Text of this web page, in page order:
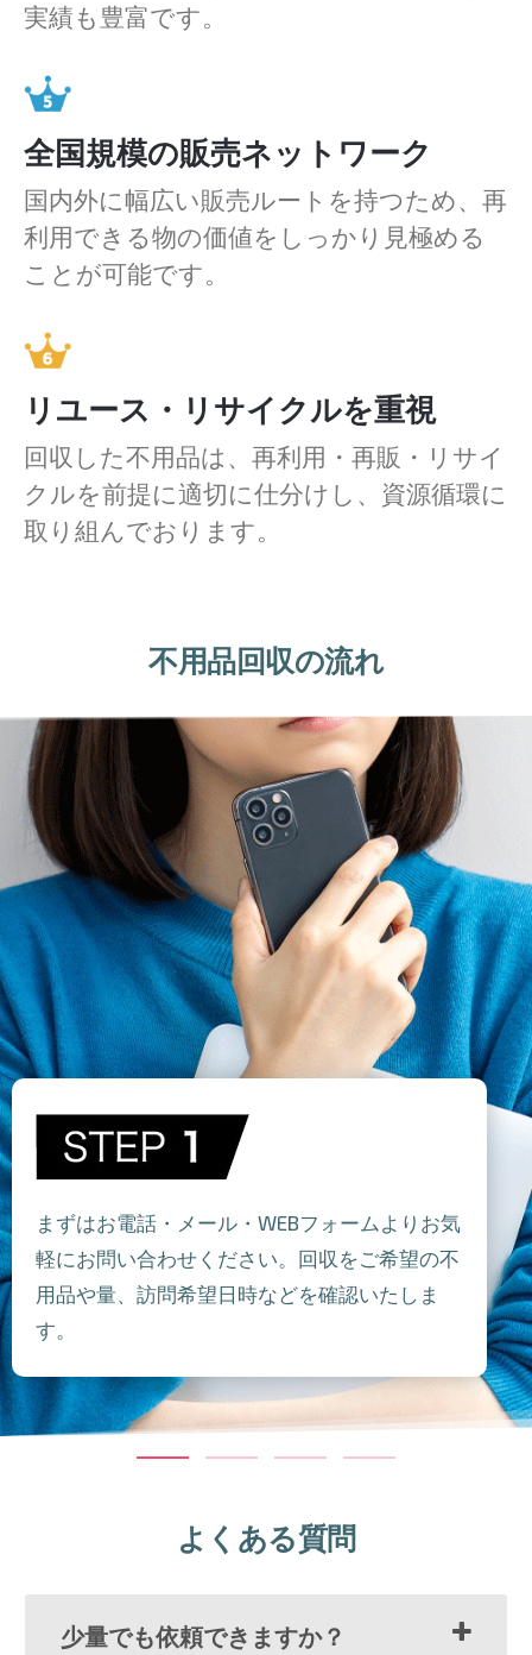
実績も豊富です。
全国規模の販売ネットワーク
国内外に幅広い販売ルートを持つため、再
利用できる物の価値をしっかり見極める
ことが可能です。
リユース・リサイクルを重視
回収した不用品は、再利用・再販・リサイ
クルを前提に適切に仕分けし、資源循環に
取り組んでおります。
不用品回収の流れ
まずはお電話・メール・WEBフォームよりお気
軽にお問い合わせください。回収をご希望の不
用品や量、訪問希望日時などを確認いたしま
す。
よくある質問
少量でも依頼できますか？